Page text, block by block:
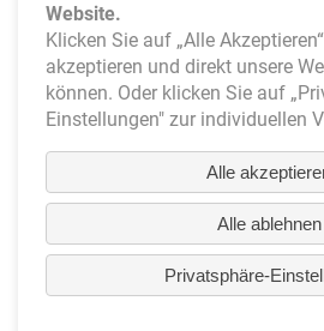
Website.
Klicken Sie auf „Alle
akzeptieren und direkt unsere
können. Oder klicken Sie auf
Einstellungen" zur individuellen
Alle
Alle ablehnen
Privatsphäre-